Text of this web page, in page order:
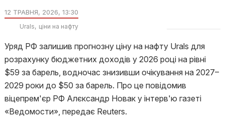
12 ТРАВНЯ, 2026, 13:30
Urals ціни на нафту
Уряд РФ залишив прогнозну ціну на нафту Urals для
розрахунку бюджетних доходів у 2026 році на рівні
$59 за барель, водночас знизивши очікування на 2027–
2029 роки до $50 за барель. Про це повідомив
віцепрем'єр РФ Алєксандр Новак у інтерв'ю газеті
«Ведомости», передає Reuters.